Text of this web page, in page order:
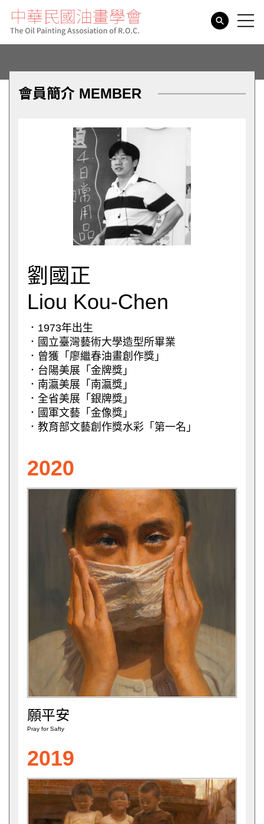
search
會員簡介 MEMBER
劉國正
Liou Kou-Chen
．1973年出生
．國立臺灣藝術大學造型所畢業
．曾獲「廖繼春油畫創作獎」
．台陽美展「金牌獎」
．南瀛美展「南瀛獎」
．全省美展「銀牌獎」
．國軍文藝「金像獎」
．教育部文藝創作獎水彩「第一名」
2020
願平安
Pray for Safty
2019